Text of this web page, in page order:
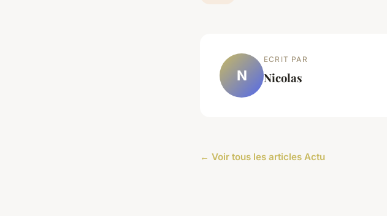
N
ECRIT PAR
Nicolas
← Voir tous les articles Actu